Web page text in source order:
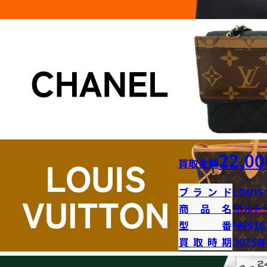
買取金額
ブランドLOUIS
商品名ポルト
型番
買取時期2025